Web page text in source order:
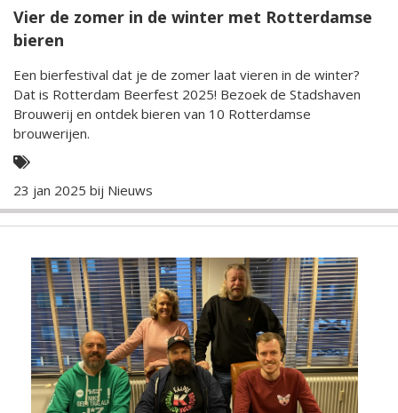
Vier de zomer in de winter met Rotterdamse
bieren
Een bierfestival dat je de zomer laat vieren in de winter?
Dat is Rotterdam Beerfest 2025! Bezoek de Stadshaven
Brouwerij en ontdek bieren van 10 Rotterdamse
brouwerijen.
23 jan 2025 bij Nieuws